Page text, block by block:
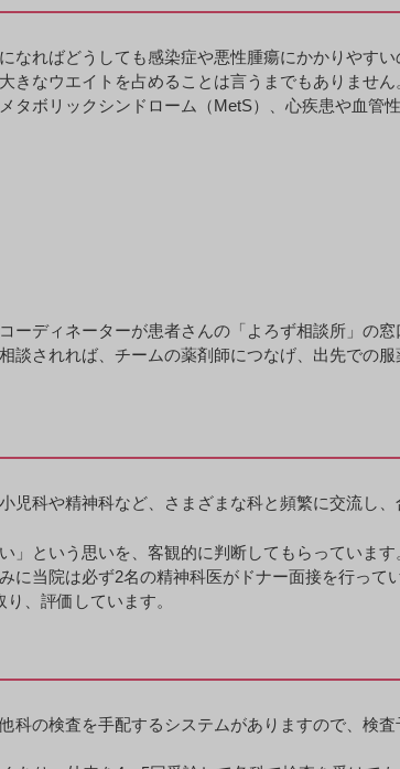
なればどうしても感染症や悪性腫瘍にかかりやす
なウエイトを占めることは言うまでもありませ
ボリックシンドローム（MetS）、心疾患や血管
ディネーターが患者さんの「よろず相談所」の
されれば、チームの薬剤師につなげ、出先での
科や精神科など、さまざまな科と頻繁に交流し、
」という思いを、客観的に判断してもらっていま
に当院は必ず2名の精神科医がドナー面接を行っ
、評価しています。
の検査を手配するシステムがありますので、検査